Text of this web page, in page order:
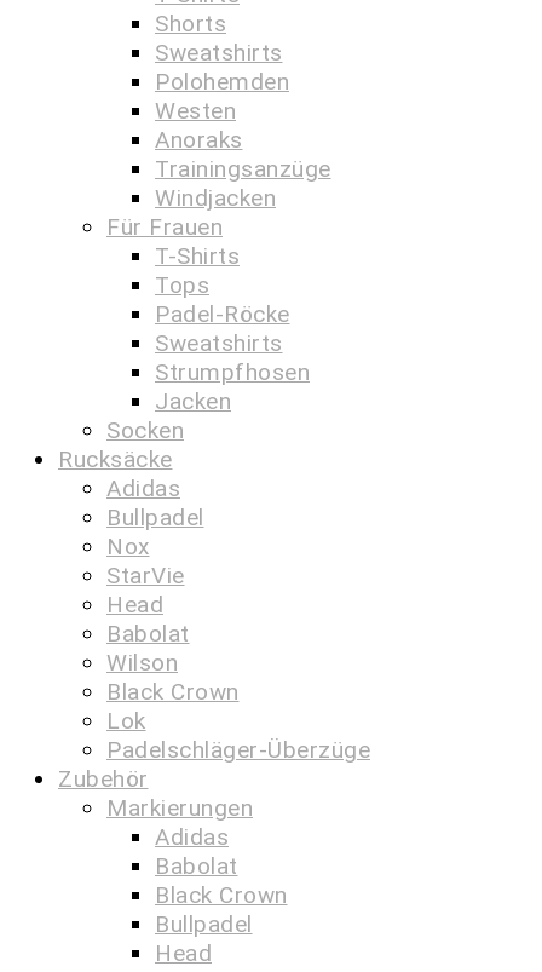
Shorts
Sweatshirts
Polohemden
Westen
Anoraks
Trainingsanzüge
Windjacken
Für Frauen
T-Shirts
Tops
Padel-Röcke
Sweatshirts
Strumpfhosen
Jacken
Socken
Rucksäcke
Adidas
Bullpadel
Nox
StarVie
Head
Babolat
Wilson
Black Crown
Lok
Padelschläger-Überzüge
Zubehör
Markierungen
Adidas
Babolat
Black Crown
Bullpadel
Head